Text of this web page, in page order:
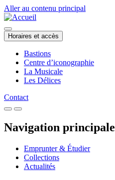
Aller au contenu principal
Horaires et accès
Bastions
Centre d’iconographie
La Musicale
Les Délices
Contact
Navigation principale
Emprunter & Étudier
Collections
Actualités